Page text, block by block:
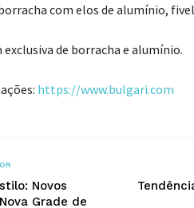
com elos de alumínio,
de borracha e alumínio.
https://www.bulgari.com
Novos
Grade de